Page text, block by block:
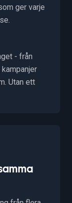
ger varje
- från
Utan ett